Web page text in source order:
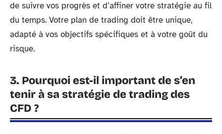
de suivre vos progrès et d’affiner votre stratégie au fil
du temps. Votre plan de trading doit être unique,
adapté à vos objectifs spécifiques et à votre goût du
risque.
3. Pourquoi est-il important de s’en
tenir à sa stratégie de trading des
CFD ?